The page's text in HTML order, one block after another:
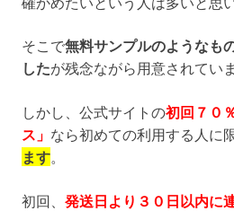
そこで無料サンプルのようなも
したが残念ながら用意されてい
しかし、公式サイトの初回７０
ス」 なら初めての利用する人に
ます
初回、 発送日より３０日以内に